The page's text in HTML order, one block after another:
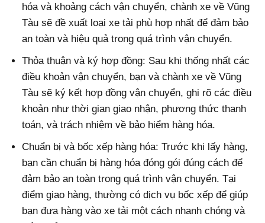
hóa và khoảng cách vận chuyển, chành xe về Vũng
Tàu sẽ đề xuất loại xe tải phù hợp nhất để đảm bảo
an toàn và hiệu quả trong quá trình vận chuyển.
Thỏa thuận và ký hợp đồng: Sau khi thống nhất các
điều khoản vận chuyển, bạn và chành xe về Vũng
Tàu sẽ ký kết hợp đồng vận chuyển, ghi rõ các điều
khoản như thời gian giao nhận, phương thức thanh
toán, và trách nhiệm về bảo hiểm hàng hóa.
Chuẩn bị và bốc xếp hàng hóa: Trước khi lấy hàng,
bạn cần chuẩn bị hàng hóa đóng gói đúng cách để
đảm bảo an toàn trong quá trình vận chuyển. Tại
điểm giao hàng, thường có dịch vụ bốc xếp để giúp
bạn đưa hàng vào xe tải một cách nhanh chóng và